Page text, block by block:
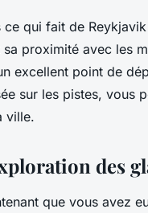
ce qui fait de
sa proximité avec les
excellent point de
sur les pistes, vous
ville.
des
que vous avez